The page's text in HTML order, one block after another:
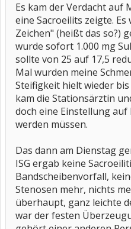
Es kam der Verdacht auf
eine Sacroeilits zeigte.
Zeichen" (heißt das so?)
wurde sofort 1.000 mg
sollte von 25 auf 17,5
Mal wurden meine
Steifigkeit hielt wieder
kam die Stationsärztin
doch eine Einstellung
werden müssen.
Das dann am Dienstag
ISG ergab keine
Bandscheibenvorfall,
Stenosen mehr, nichts
überhaupt, ganz leichte
war der festen